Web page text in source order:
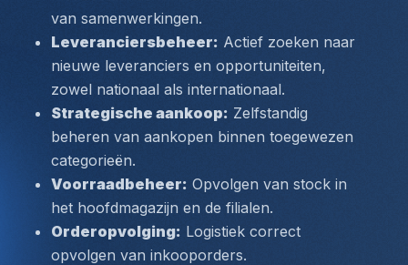
van samenwerkingen.
Leveranciersbeheer: Actief zoeken naar
nieuwe leveranciers en opportuniteiten,
zowel nationaal als internationaal.
Strategische aankoop: Zelfstandig
beheren van aankopen binnen toegewezen
categorieën.
Voorraadbeheer: Opvolgen van stock in
het hoofdmagazijn en de filialen.
Orderopvolging: Logistiek correct
opvolgen van inkooporders.